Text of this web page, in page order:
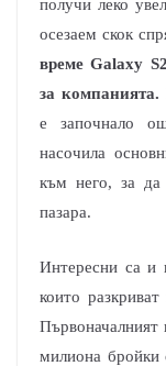
получи леко
осезаем скок
време Galaxy
за компанията.
е започнало
насочила
към него, за да
пазара.
Интересни са и
които
Първоначалният
милиона бройки